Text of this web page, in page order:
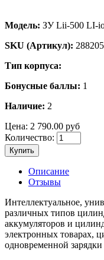
Модель: ЗУ Lii-500 LI-
SKU (Артикул): 288205
Тип корпуса:
Бонусные баллы: 1
Наличие: 2
Цена: 2 790.00 руб
Количество:
Купить
Описание
Отзывы
Интеллектуальное,
различных типов
аккумуляторов и
электронных товарах,
одновременной